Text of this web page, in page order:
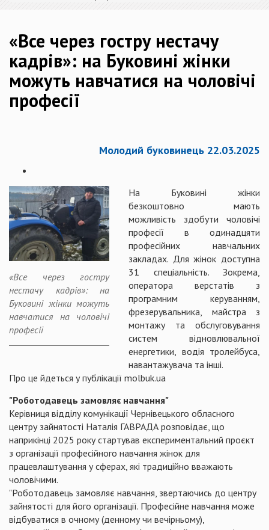
«Все через гостру нестачу
кадрів»: на Буковині жінки
можуть навчатися на чоловічі
професії
Молодий буковинець 22.03.2025
«Все через гостру
нестачу кадрів»: на
Буковині жінки можуть
навчатися на чоловічі
професії
На Буковині жінки
безкоштовно мають
можливість здобути чоловічі
професії в одинадцяти
професійних навчальних
закладах. Для жінок доступна
31 спеціальність. Зокрема,
оператора верстатів з
програмним керуванням,
фрезерувальника, майстра з
монтажу та обслуговування
систем відновлювальної
енергетики, водія тролейбуса,
навантажувача та інші.
Про це йдеться у публікації molbuk.ua
"Роботодавець замовляє навчання"
Керівниця відділу комунікації Чернівецького обласного
центру зайнятості Наталія ГАВРАДА розповідає, що
наприкінці 2025 року стартував експериментальний проєкт
з організації професійного навчання жінок для
працевлаштування у сферах, які традиційно вважають
чоловічими.
"Роботодавець замовляє навчання, звертаючись до центру
зайнятості для його організації. Професійне навчання може
відбуватися в очному (денному чи вечірньому),